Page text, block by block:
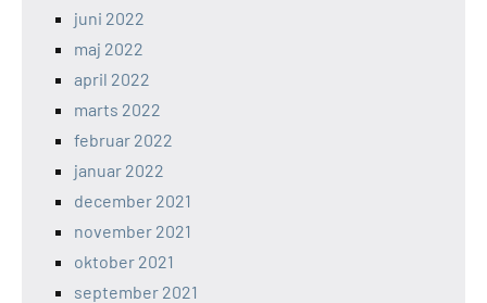
juni 2022
maj 2022
april 2022
marts 2022
februar 2022
januar 2022
december 2021
november 2021
oktober 2021
september 2021